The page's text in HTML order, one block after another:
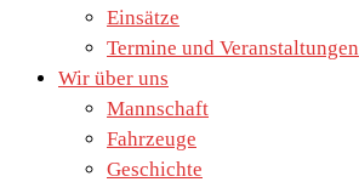
Einsätze
Termine und Veranstaltungen
Wir über uns
Mannschaft
Fahrzeuge
Geschichte